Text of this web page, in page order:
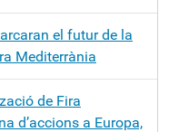
el futur de la
Mediterrània
de Fira
d’accions a Europa,